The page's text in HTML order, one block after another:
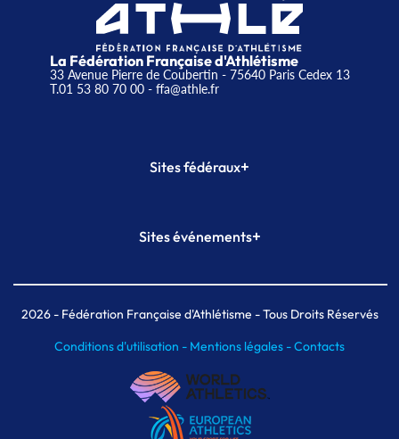
La Fédération Française d'Athlétisme
33 Avenue Pierre de Coubertin - 75640 Paris Cedex 13
T.01 53 80 70 00- ffa@athle.fr
Sites fédéraux+
Plateforme Formation
Sites événements+
Meeting de Paris indoor
MAIF Ekiden de Paris
2026- Fédération Française d'Athlétisme - Tous Droits Réservés
Conditions d'utilisation - Mentions légales -Contacts